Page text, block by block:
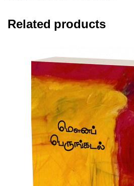
Related products